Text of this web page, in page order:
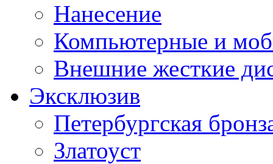
Нанесение
Компьютерные и
Внешние жесткие
Эксклюзив
Петербургская
Златоуст